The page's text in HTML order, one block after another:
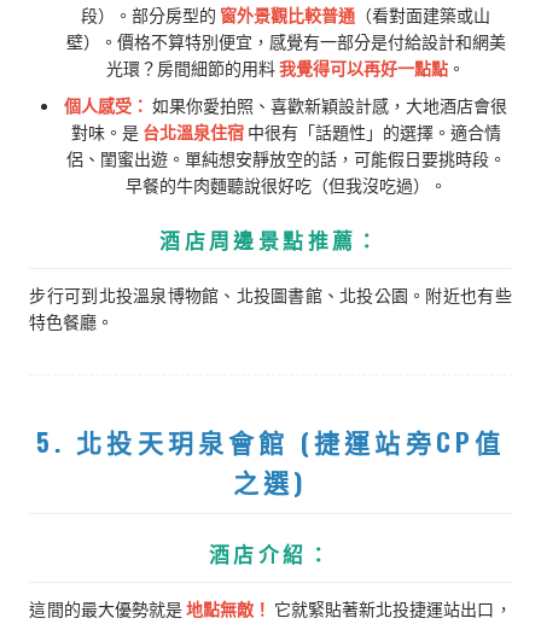
段）。部分房型的 窗外景觀比較普通 （看對面建築或山
壁）。價格不算特別便宜，感覺有一部分是付給設計和網美
光環？房間細節的用料我覺得可以再好一點點 。
個人感受： 如果你愛拍照、喜歡新穎設計感，大地酒店會很
對味。是 台北溫泉住宿中很有「話題性」的選擇。適合情
侶、閨蜜出遊。單純想安靜放空的話，可能假日要挑時段。
早餐的牛肉麵聽說很好吃（但我沒吃過）。
酒店周邊景點推薦：
步行可到北投溫泉博物館、北投圖書館、北投公園。附近也有些
特色餐廳。
5. 北投天玥泉會館 (捷運站旁CP值
之選)
酒店介紹：
這間的最大優勢就是地點無敵！ 它就緊貼著新北投捷運站出口，